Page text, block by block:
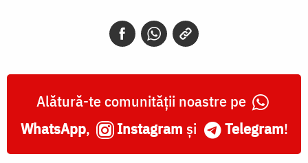
Alătură-te comunității noastre pe
WhatsApp, Instagram și Telegram!